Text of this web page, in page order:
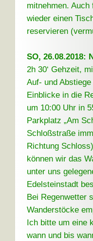
mitnehmen.
wieder einen
reservieren
SO, 26.08.2018:
2h 30‘ Gehzeit,
Auf- und
Einblicke in die
um 10:00 Uhr in
Parkplatz „Am
Schloßstraße
Richtung
können wir das
unter uns
Edelsteinstadt
Bei Regenwetter
Wanderstöcke
Ich bitte um eine
wann und bis